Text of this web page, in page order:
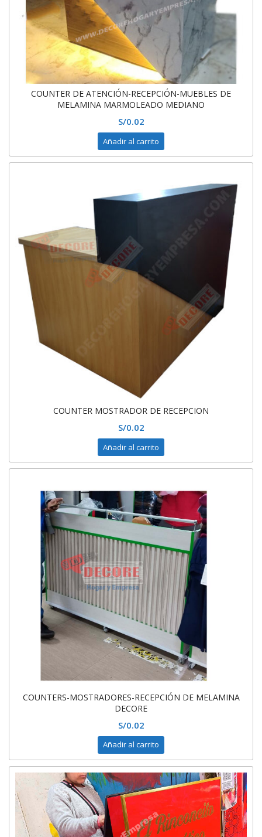
COUNTER DE ATENCIÓN-RECEPCIÓN-MUEBLES DE
MELAMINA MARMOLEADO MEDIANO
S/0.02
Añadir al carrito
COUNTER MOSTRADOR DE RECEPCION
S/0.02
Añadir al carrito
COUNTERS-MOSTRADORES-RECEPCIÓN DE MELAMINA
DECORE
S/0.02
Añadir al carrito